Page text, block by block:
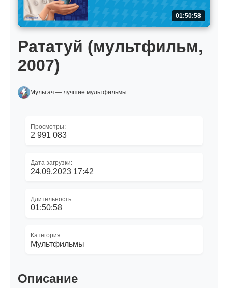
01:50:58
Рататуй (мультфильм,
2007)
Мультач — лучшие мультфильмы
Просмотры:
2 991 083
Дата загрузки:
24.09.2023 17:42
Длительность:
01:50:58
Категория:
Мультфильмы
Описание